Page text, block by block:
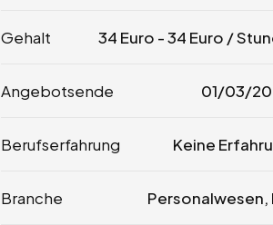
Gehalt 34 Euro -34 Euro /
Angebotsende 01/03/
Berufserfahrung Keine
Branche Personalwesen,